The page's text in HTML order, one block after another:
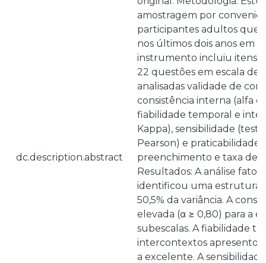
dc.description.abstract
amostragem por
participantes adultos que
nos últimos dois anos em
instrumento incluiu itens
22 questões em escala de
analisadas validade de
consistência interna (alfa
fiabilidade temporal e
Kappa), sensibilidade
Pearson) e praticabilidade
preenchimento e taxa de
Resultados: A análise
identificou uma estrutura
50,5% da variância. A
elevada (α ≥ 0,80) para a
subescalas. A fiabilidade
intercontextos
a excelente. A